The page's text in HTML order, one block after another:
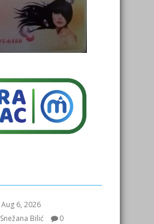
Aug 6, 2026
Snežana Bilić
0